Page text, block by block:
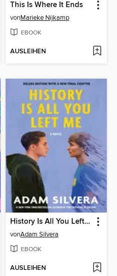
This Is Where It Ends
vonMarieke Nijkamp
EBOOK
AUSLEIHEN
History Is All You Left Me
vonAdam Silvera
EBOOK
AUSLEIHEN